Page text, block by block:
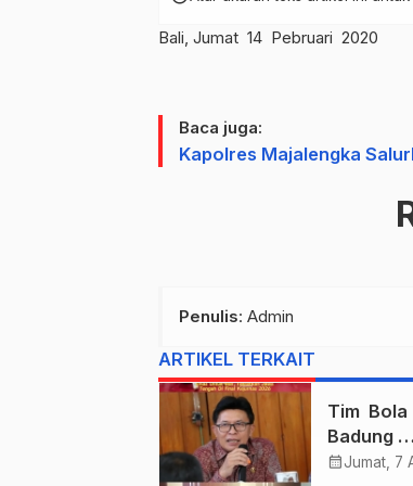
Bali, Jumat 14 Pebruari 2020
Baca juga:
Kapolres Majalengka
Penulis: Admin
ARTIKEL TERKAIT
Tim Bola
Badung
calendar_monthJumat, 7